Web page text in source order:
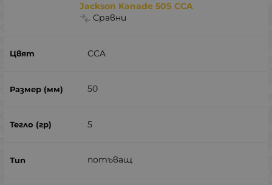
Jackson Kanade 50S CCA
Сравни
CCA
50
5
потъващ